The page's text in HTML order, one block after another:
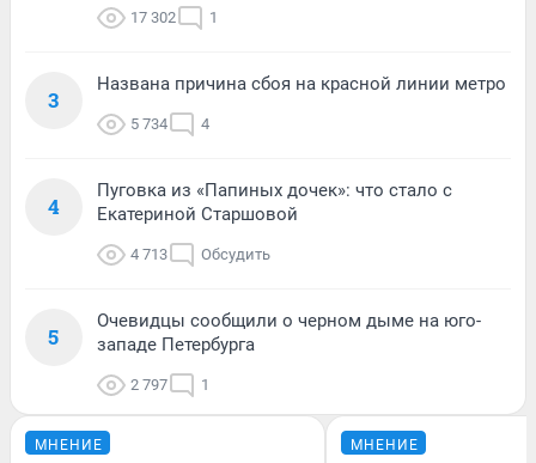
17 302 1
3
Названа причина сбоя на красной линии метро
5 734 4
4
Пуговка из «Папиных дочек»: что стало с
Екатериной Старшовой
4 713 Обсудить
5
Очевидцы сообщили о черном дыме на юго-
западе Петербурга
2 797 1
МНЕНИЕ МНЕНИЕ